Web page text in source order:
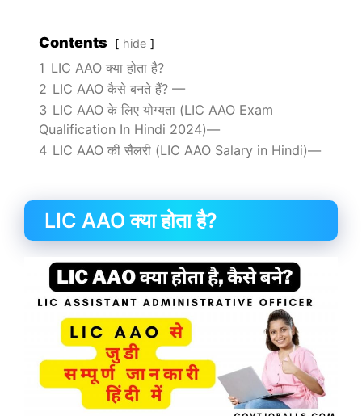
Contents hide
1 LIC AAO क्या होता है?
2 LIC AAO कैसे बनते हैं? —
3 LIC AAO के लिए योग्यता (LIC AAO Exam
Qualification In Hindi 2024)—
4 LIC AAO की सैलरी (LIC AAO Salary in Hindi)—
LIC AAO क्या होता है?